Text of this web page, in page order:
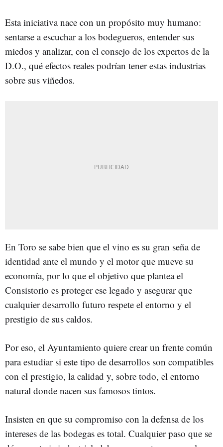
Esta iniciativa nace con un propósito muy humano:
sentarse a escuchar a los bodegueros, entender sus
miedos y analizar, con el consejo de los expertos de la
D.O., qué efectos reales podrían tener estas industrias
sobre sus viñedos.
En Toro se sabe bien que el vino es su gran seña de
identidad ante el mundo y el motor que mueve su
economía, por lo que el objetivo que plantea el
Consistorio es proteger ese legado y asegurar que
cualquier desarrollo futuro respete el entorno y el
prestigio de sus caldos.
Por eso, el Ayuntamiento quiere crear un frente común
para estudiar si este tipo de desarrollos son compatibles
con el prestigio, la calidad y, sobre todo, el entorno
natural donde nacen sus famosos tintos.
Insisten en que su compromiso con la defensa de los
intereses de las bodegas es total. Cualquier paso que se